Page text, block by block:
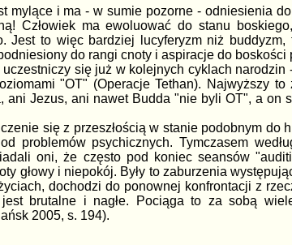
mylące i ma - w sumie pozorne - odniesienia
Człowiek ma ewoluować do stanu
to więc bardziej lucyferyzm niż buddyzm,
do rangi cnoty i aspiracje do boskości
się już w kolejnych cyklach
"OT" (Operacje Tethan). Najwyższy
ani Jezus, ani nawet Budda "nie byli OT", a on
się z przeszłością w stanie podobnym do
problemów psychicznych. Tymczasem
oni, że często pod koniec seansów
głowy i niepokój. Były to zaburzenia
dochodzi do ponownej konfrontacji z
brutalne i nagłe. Pociąga to za sobą
2005, s. 194).